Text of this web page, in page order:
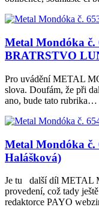
Metal Mondóka č.
BRATRSTVO
Pro uvádění METAL
slova. Doufám, že při
ano, bude tato rubrika…
Metal Mondóka č.
Halášková)
Je tu další díl METAL
provedení, což tady
redaktorce PAYO